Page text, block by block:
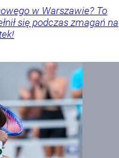
w Warszawie? To
się podczas zmagań na